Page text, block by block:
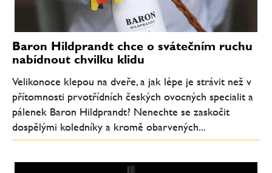
Baron Hildprandt chce o svátečním ruchu
nabídnout chvilku klidu
Velikonoce klepou na dveře, a jak lépe je strávit než v
přítomnosti prvotřídních českých ovocných specialit a
pálenek Baron Hildprandt? Nenechte se zaskočit
dospělými koledníky a kromě obarvených...